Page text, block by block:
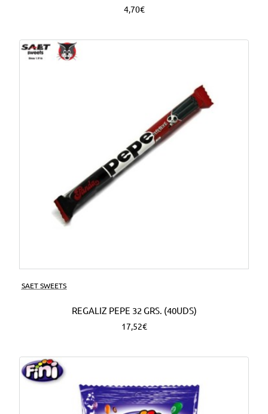
4,70€
SAET SWEETS
REGALIZ PEPE 32 GRS. (40UDS)
17,52€